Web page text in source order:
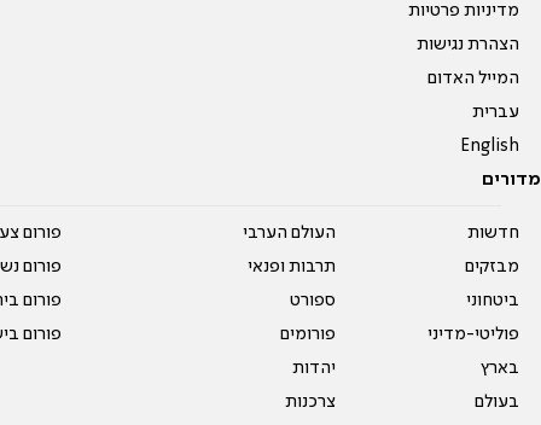
מדיניות פרטיות
הצהרת נגישות
המייל האדום
עברית
English
מדורים
חדשות
מבזקים
ביטחוני
פוליטי-מדיני
בארץ
בעולם
העולם הערבי
תרבות ופנאי
ספורט
פורומים
יהדות
צרכנות
פורום
פורום
פורום
פורום